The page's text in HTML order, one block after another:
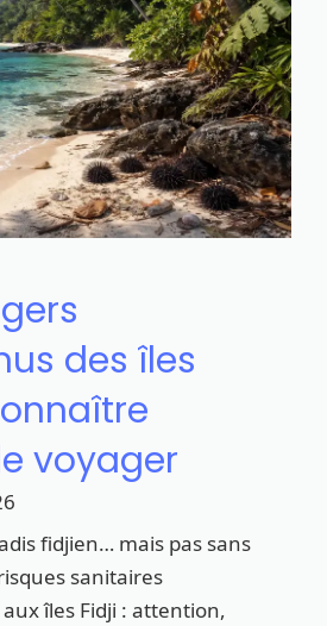
des îles
voyager
fidjien… mais pas sans
sanitaires
îles Fidji : attention,